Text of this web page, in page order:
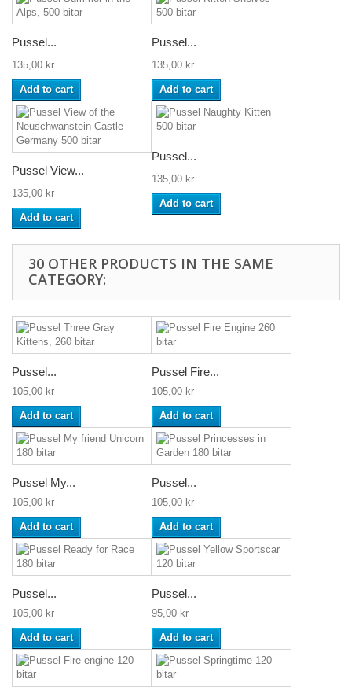
Pussel...
135,00 kr
Add to cart
Pussel...
135,00 kr
Add to cart
Pussel View...
135,00 kr
Add to cart
Pussel...
135,00 kr
Add to cart
30 OTHER PRODUCTS IN THE SAME
CATEGORY:
Pussel...
105,00 kr
Add to cart
Pussel Fire...
105,00 kr
Add to cart
Pussel My...
105,00 kr
Add to cart
Pussel...
105,00 kr
Add to cart
Pussel...
105,00 kr
Add to cart
Pussel...
95,00 kr
Add to cart